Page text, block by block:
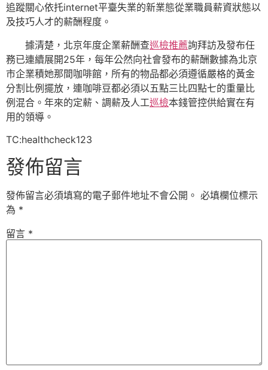
追蹤關心依托internet平臺失業的新業態從業職員薪資狀態以
及技巧人才的薪酬程度。
據清楚，北京年度企業薪酬查巡檢推薦詢拜訪及發布任
務已連續展開25年，每年公然向社會發布的薪酬數據為北京
市企業積她那間咖啡館，所有的物品都必須遵循嚴格的黃金
分割比例擺放，連咖啡豆都必須以五點三比四點七的重量比
例混合。年來的定薪、調薪及人工巡檢本錢管控供給實在有
用的領導。
TC:healthcheck123
發佈留言
發佈留言必須填寫的電子郵件地址不會公開。 必填欄位標示
為 *
留言 *